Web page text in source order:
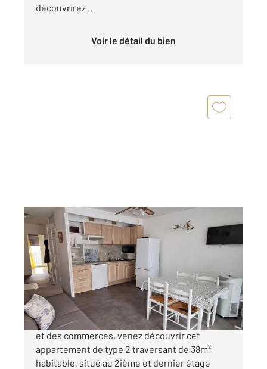
découvrirez ...
Voir le détail du bien
ST CYPRIEN 66
38 m 2, 2 pièces
Ref : 6013
Appartement F2 à vendre
129 900 €
ST CYPRIEN Secteur Port ! À deux pas du port
et des commerces, venez découvrir cet
appartement de type 2 traversant de 38m²
habitable, situé au 2ième et dernier étage